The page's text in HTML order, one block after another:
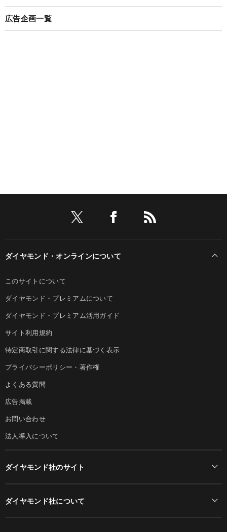
広告企画一覧
ダイヤモンド・オンラインについて
このサイトについて
ダイヤモンド・プレミアムについて
ダイヤモンド・プレミアム活用ガイド
サイト利用規約
特定商取引に関する法律に基づく表示
プライバシーポリシー・著作権
よくある質問
広告掲載
お問い合わせ
法人導入について
ダイヤモンド社のサイト
ダイヤモンド社について